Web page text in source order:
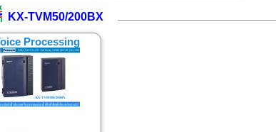
KX-TVM50/200BX
Processing